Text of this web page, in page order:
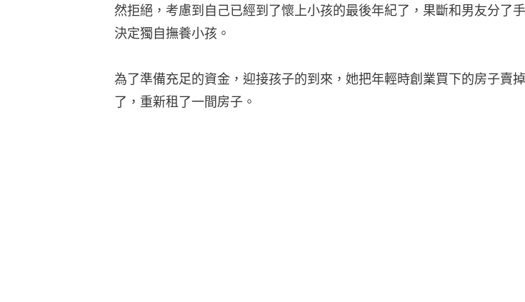
然拒絕，考慮到自己已經到了懷上小孩的最後年紀了，果斷和男友分了手
決定獨自撫養小孩。
為了準備充足的資金，迎接孩子的到來，她把年輕時創業買下的房子賣掉
了，重新租了一間房子。